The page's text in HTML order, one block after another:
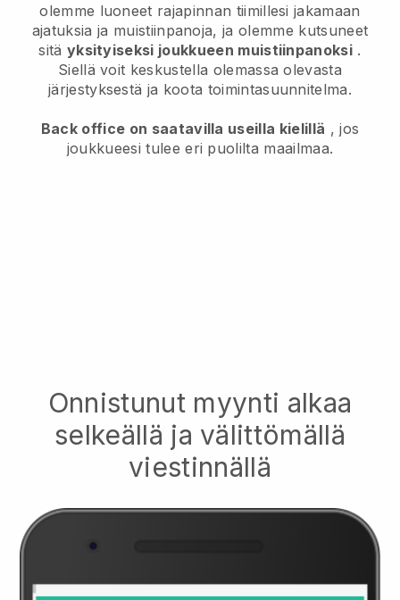
olemme luoneet rajapinnan tiimillesi jakamaan
ajatuksia ja muistiinpanoja, ja olemme kutsuneet
sitä yksityiseksi joukkueen muistiinpanoksi .
Siellä voit keskustella olemassa olevasta
järjestyksestä ja koota toimintasuunnitelma.
Back office on saatavilla useilla kielillä , jos
joukkueesi tulee eri puolilta maailmaa.
Onnistunut myynti alkaa
selkeällä ja välittömällä
viestinnällä